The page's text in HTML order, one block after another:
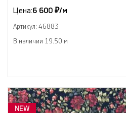
Цена:6 600 ₽/м
Артикул: 46883
В наличии 19.50 м
NEW